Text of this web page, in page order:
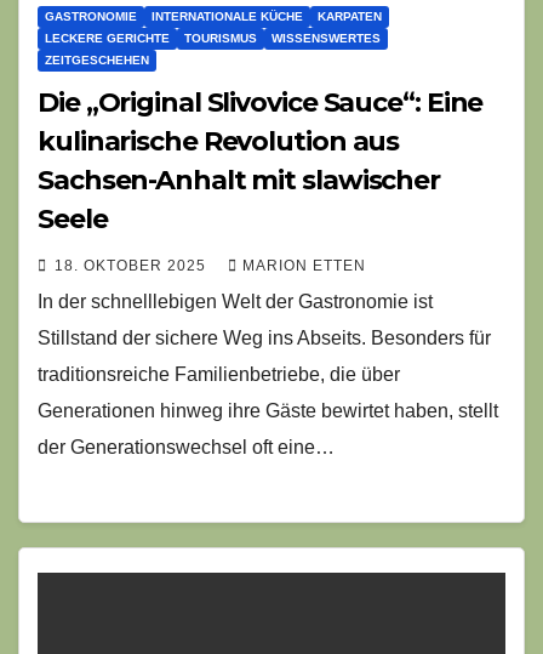
GASTRONOMIE INTERNATIONALE KÜCHE
KARPATEN
LECKERE GERICHTE
TOURISMUS
WISSENSWERTES
ZEITGESCHEHEN
Die „Original Slivovice Sauce“: Eine
kulinarische Revolution aus
Sachsen-Anhalt mit slawischer
Seele
18. OKTOBER 2025 MARION ETTEN
In der schnelllebigen Welt der Gastronomie ist
Stillstand der sichere Weg ins Abseits. Besonders für
traditionsreiche Familienbetriebe, die über
Generationen hinweg ihre Gäste bewirtet haben, stellt
der Generationswechsel oft eine…